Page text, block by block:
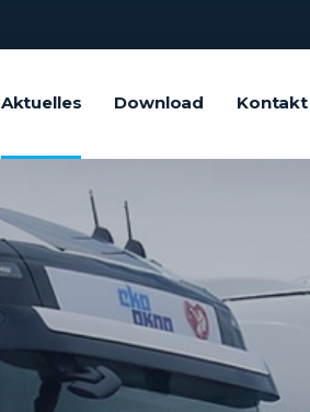
Aktuelles Download Kontakt